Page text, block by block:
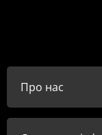
Про нас